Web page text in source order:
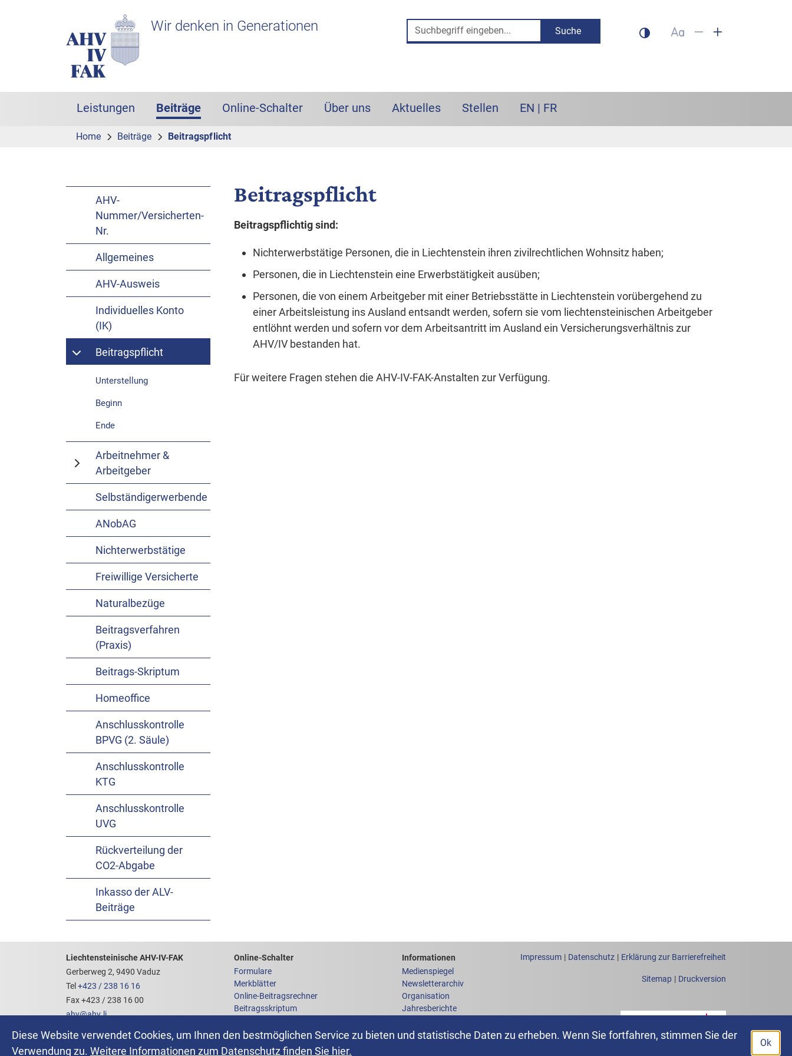
Diese Website verwendet Cookies, um Ihnen den bestmöglichen Service zu bieten und statistische Daten zu erheben. Wenn Sie fortfahren, stimmen Sie der
Verwendung zu. Weitere Informationen zum Datenschutz finden Sie hier.
Ok
Headerbereich mit Logo und Such-Box
Wir denken in Generationen Suche
Hauptnavigation
Leistungen
Beiträge
Online-Schalter Über uns Aktuelles Stellen EN | FR
Home Beiträge Beitragspflicht
AHV-
Nummer/Versicherten-
Nr.
Allgemeines
AHV-Ausweis
Individuelles Konto
(IK)
Beitragspflicht
Unterstellung
Beginn
Ende
Arbeitnehmer &
Arbeitgeber
Selbständigerwerbende
ANobAG
Nichterwerbstätige
Freiwillige Versicherte
Naturalbezüge
Beitragsverfahren
(Praxis)
Beitrags-Skriptum
Homeoffice
Anschlusskontrolle
BPVG (2. Säule)
Anschlusskontrolle
KTG
Anschlusskontrolle
UVG
Rückverteilung der
CO2-Abgabe
Inkasso der ALV-
Beiträge
Beitragspflicht
Beitragspflichtig sind:
Nichterwerbstätige Personen, die in Liechtenstein ihren zivilrechtlichen Wohnsitz haben;
Personen, die in Liechtenstein eine Erwerbstätigkeit ausüben;
Personen, die von einem Arbeitgeber mit einer Betriebsstätte in Liechtenstein vorübergehend zu
einer Arbeitsleistung ins Ausland entsandt werden, sofern sie vom liechtensteinischen Arbeitgeber
entlöhnt werden und sofern vor dem Arbeitsantritt im Ausland ein Versicherungsverhältnis zur
AHV/IV bestanden hat.
Für weitere Fragen stehen die AHV-IV-FAK-Anstalten zur Verfügung.
Footerbereich mit hilfreichen Links
Liechtensteinische AHV-IV-FAK
Gerberweg 2, 9490 Vaduz
Tel +423 / 238 16 16
Fax +423 / 238 16 00
ahv@ahv.li
Ansprechpartner
Links zum
Online-Schalter
Formulare
Merkblätter
Online-Beitragsrechner
Beitragsskriptum
Newsletter abonnieren
Anfrage an die AHV-IV-FAK
Links zu weiteren
Informationen
Medienspiegel
Newsletterarchiv
Organisation
Jahresberichte
Impressum Datenschutz Erklärung zur Barrierefreiheit
Sitemap Druckversion